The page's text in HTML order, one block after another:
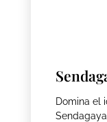
Domina el